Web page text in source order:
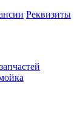
Реквизиты